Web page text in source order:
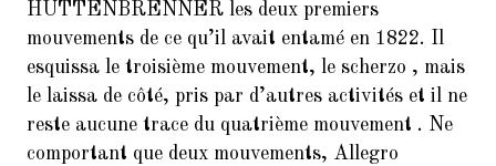
HÜTTENBRENNER les deux premiers
mouvements de ce qu’il avait entamé en 1822. Il
esquissa le troisième mouvement, le scherzo , mais
le laissa de côté, pris par d’autres activités et il ne
reste aucune trace du quatrième mouvement . Ne
comportant que deux mouvements, Allegro